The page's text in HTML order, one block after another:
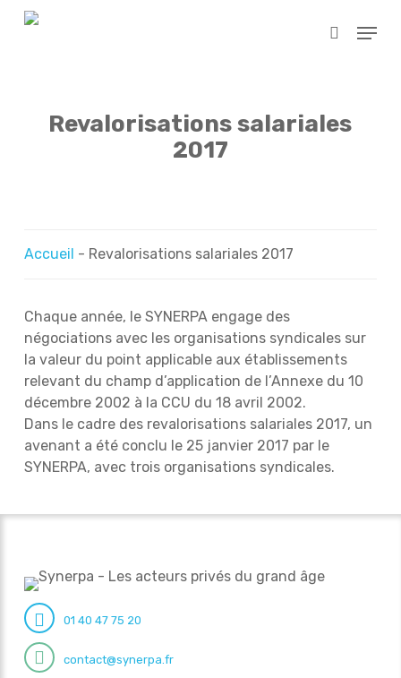
Skip
search
Menu
Revalorisations salariales
2017
Accueil - Revalorisations salariales 2017
Chaque année, le SYNERPA engage des
négociations avec les organisations syndicales sur
la valeur du point applicable aux établissements
relevant du champ d’application de l’Annexe du 10
décembre 2002 à la CCU du 18 avril 2002.
Dans le cadre des revalorisations salariales 2017, un
avenant a été conclu le 25 janvier 2017 par le
SYNERPA, avec trois organisations syndicales.
01 40 47 75 20
contact@synerpa.fr